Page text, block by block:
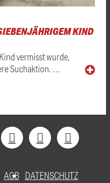
KIND
vermisst wurde,
Suchaktion. …
AGB DATENSCHUTZ